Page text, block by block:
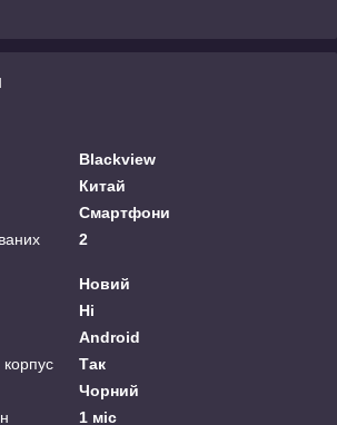
Blackview
Китай
Смартфони
2
Новий
Ні
Android
Так
Чорний
1 міс